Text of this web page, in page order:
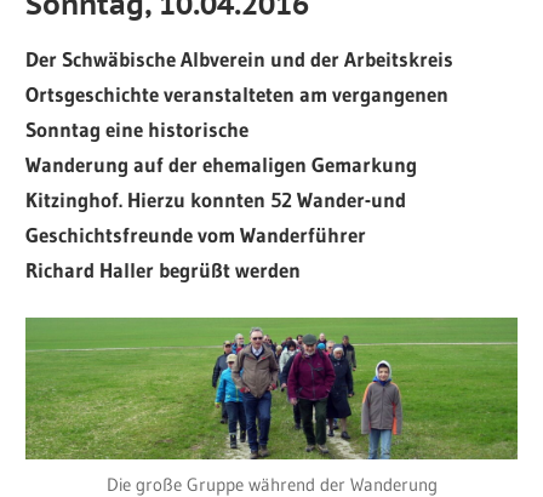
Der Schwäbische Albverein und der Arbeitskreis
Ortsgeschichte veranstalteten am vergangenen
Sonntag eine historische
Wanderung auf der ehemaligen Gemarkung
Kitzinghof. Hierzu konnten 52 Wander-und
Geschichtsfreunde vom Wanderführer
Richard Haller begrüßt werden
Die große Gruppe während der Wanderung